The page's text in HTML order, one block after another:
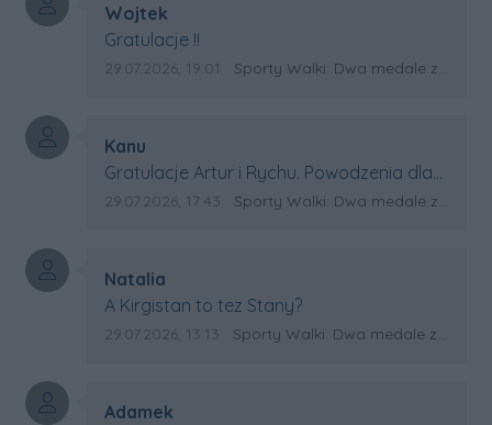
Autor komentarza:
Wojtek
Treść komentarza:
Gratulacje !!
Data dodania komentarza:
29.07.2026, 19:01 Źródło komentarza:
Sporty Walki: Dwa medale za oceanem
Autor komentarza:
Kanu
Treść komentarza:
Gratulacje Artur i Rychu. Powodzenia dla
Kirgistanu.
Data dodania komentarza:
29.07.2026, 17:43 Źródło komentarza:
Sporty Walki: Dwa medale za oceanem
Autor komentarza:
Natalia
Treść komentarza:
A Kirgistan to tez Stany?
Data dodania komentarza:
29.07.2026, 13:13 Źródło komentarza:
Sporty Walki: Dwa medale za oceanem
Autor komentarza:
Adamek